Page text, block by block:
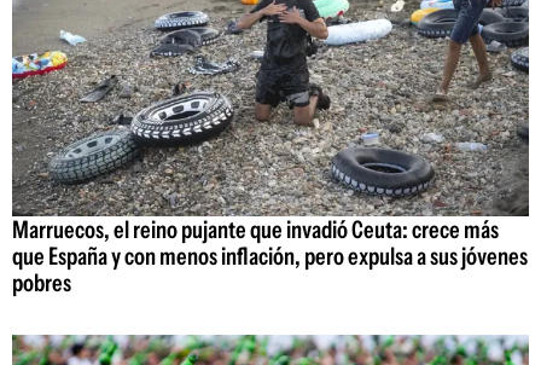
Marruecos, el reino pujante que invadió Ceuta: crece más
que España y con menos inflación, pero expulsa a sus jóvenes
pobres